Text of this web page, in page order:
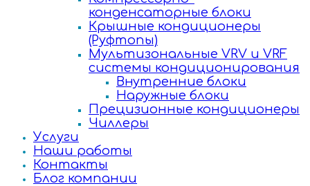
конденсаторные блоки
Крышные кондиционеры
(Руфтопы)
Мультизональные VRV и VRF
системы кондиционирования
Внутренние блоки
Наружные блоки
Прецизионные кондиционеры
Чиллеры
Услуги
Наши работы
Контакты
Блог компании